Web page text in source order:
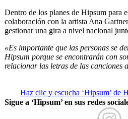
Dentro de los planes de Hipsum para
colaboración con la artista Ana
gestionar una gira a nivel nacional
«Es importante que las personas se
Hipsum porque se encontrarán con
relacionar las letras de las canciones
Haz clic y escucha ‘Hipsum’ de
Sigue a ‘Hipsum’ en sus redes